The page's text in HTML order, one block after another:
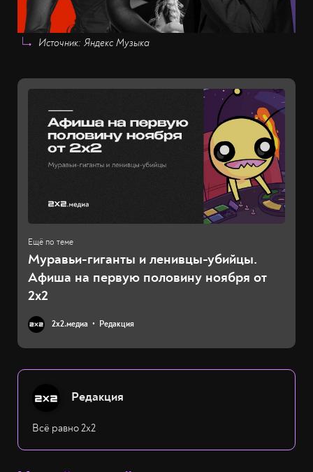
Источник: Яндекс Музыка
Муравьи-гиганты и ленивцы-убийцы.
Афиша на первую половину ноября от
2x2
2х2.медиа Редакция
Редакция
Всё равно 2х2